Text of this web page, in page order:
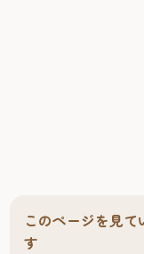
本物の多国籍料理
このページを見
す